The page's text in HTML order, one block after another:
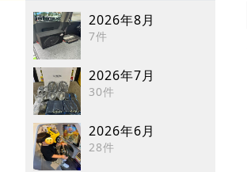
2026年8月
7件
2026年7月
30件
2026年6月
28件